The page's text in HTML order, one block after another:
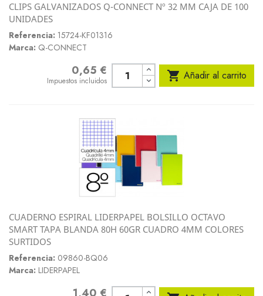
CLIPS GALVANIZADOS Q-CONNECT Nº 32 MM CAJA DE 100
UNIDADES
Referencia: 15724-KF01316
Marca: Q-CONNECT
0,65 €
Impuestos incluidos  Añadir al carrito
CUADERNO ESPIRAL LIDERPAPEL BOLSILLO OCTAVO
SMART TAPA BLANDA 80H 60GR CUADRO 4MM COLORES
SURTIDOS
Referencia: 09860-BQ06
Marca: LIDERPAPEL